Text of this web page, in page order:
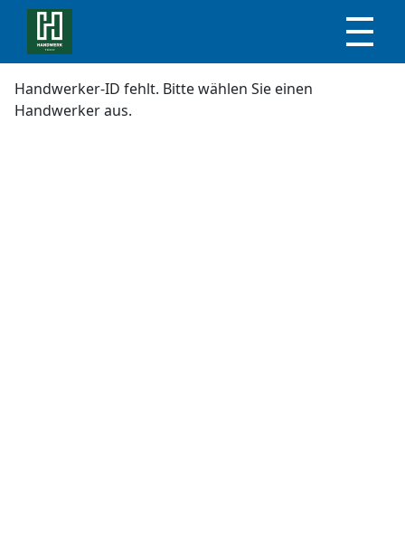
Handwerker-ID fehlt. Bitte wählen Sie einen
Handwerker aus.